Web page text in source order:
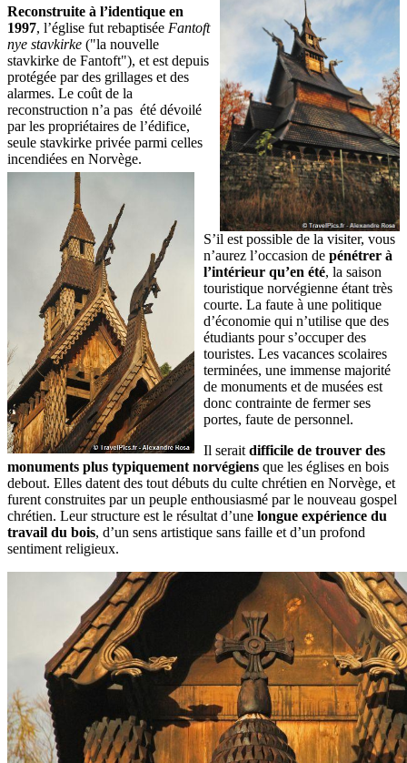
Reconstruite à l’identique en
1997, l’église fut rebaptisée Fantoft
nye stavkirke ("la nouvelle
stavkirke de Fantoft"), et est depuis
protégée par des grillages et des
alarmes. Le coût de la
reconstruction n’a pas été dévoilé
par les propriétaires de l’édifice,
seule stavkirke privée parmi celles
incendiées en Norvège.
S’il est possible de la visiter, vous
n’aurez l’occasion de pénétrer à
l’intérieur qu’en été, la saison
touristique norvégienne étant très
courte. La faute à une politique
d’économie qui n’utilise que des
étudiants pour s’occuper des
touristes. Les vacances scolaires
terminées, une immense majorité
de monuments et de musées est
donc contrainte de fermer ses
portes, faute de personnel.
Il serait difficile de trouver des
monuments plus typiquement norvégiens que les églises en bois
debout. Elles datent des tout débuts du culte chrétien en Norvège, et
furent construites par un peuple enthousiasmé par le nouveau gospel
chrétien. Leur structure est le résultat d’une longue expérience du
travail du bois, d’un sens artistique sans faille et d’un profond
sentiment religieux.